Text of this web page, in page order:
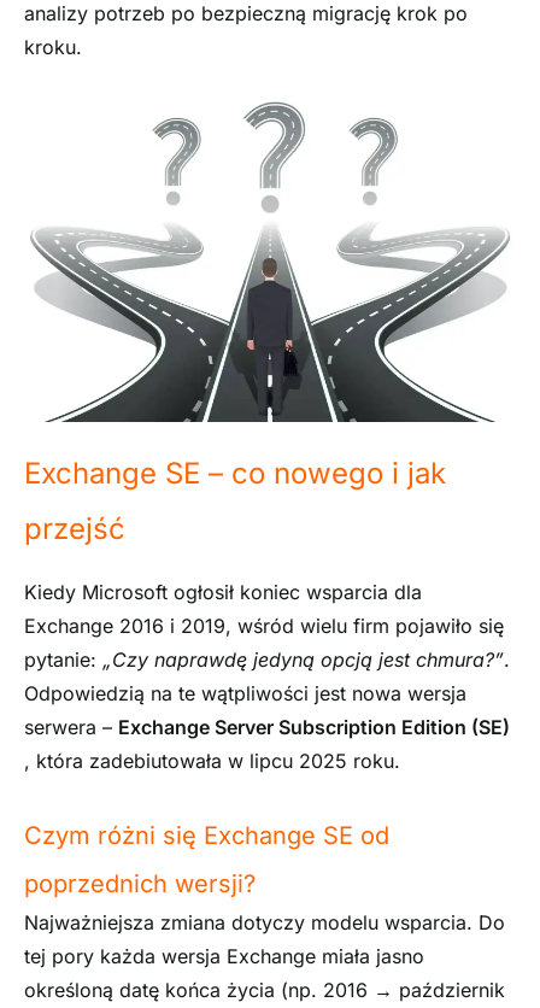
analizy potrzeb po bezpieczną migrację krok po
kroku.
Exchange SE – co nowego i jak
przejść
Kiedy Microsoft ogłosił koniec wsparcia dla
Exchange 2016 i 2019, wśród wielu firm pojawiło się
pytanie: „Czy naprawdę jedyną opcją jest chmura?”.
Odpowiedzią na te wątpliwości jest nowa wersja
serwera – Exchange Server Subscription Edition (SE)
, która zadebiutowała w lipcu 2025 roku.
Czym różni się Exchange SE od
poprzednich wersji?
Najważniejsza zmiana dotyczy modelu wsparcia. Do
tej pory każda wersja Exchange miała jasno
określoną datę końca życia (np. 2016 → październik